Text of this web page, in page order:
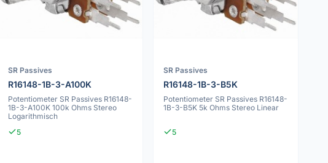
SR Passives
R16148-1B-3-A100K
Potentiometer SR Passives R16148-
1B-3-A100K 100k Ohms Stereo
Logarithmisch
5
SR Passives
R16148-1B-3-B5K
Potentiometer SR Passives R16148-
1B-3-B5K 5k Ohms Stereo Linear
5